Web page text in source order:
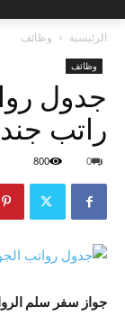
الرئيسية وظائف
وظائف
راتب جندي
0
800
جواز سفر سلم الرواتب